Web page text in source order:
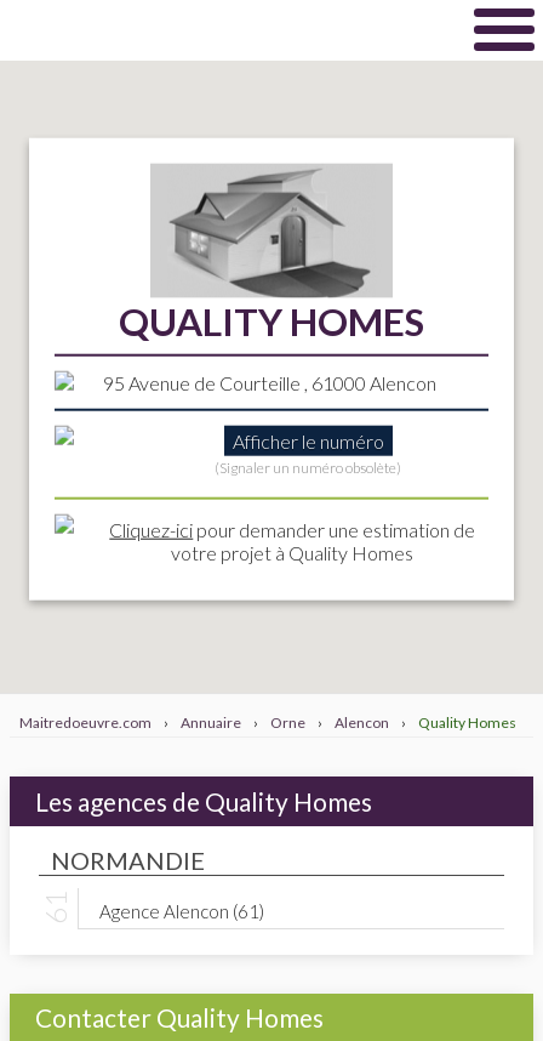
QUALITY HOMES
95 Avenue de Courteille , 61000 Alencon
Afficher le numéro
(Signaler un numéro obsolète)
Cliquez-ici pour demander une estimation de
votre projet à Quality Homes
Maitredoeuvre.com › Annuaire › Orne › Alencon › Quality Homes
Les agences de Quality Homes
NORMANDIE
Agence Alencon (61)
Contacter Quality Homes